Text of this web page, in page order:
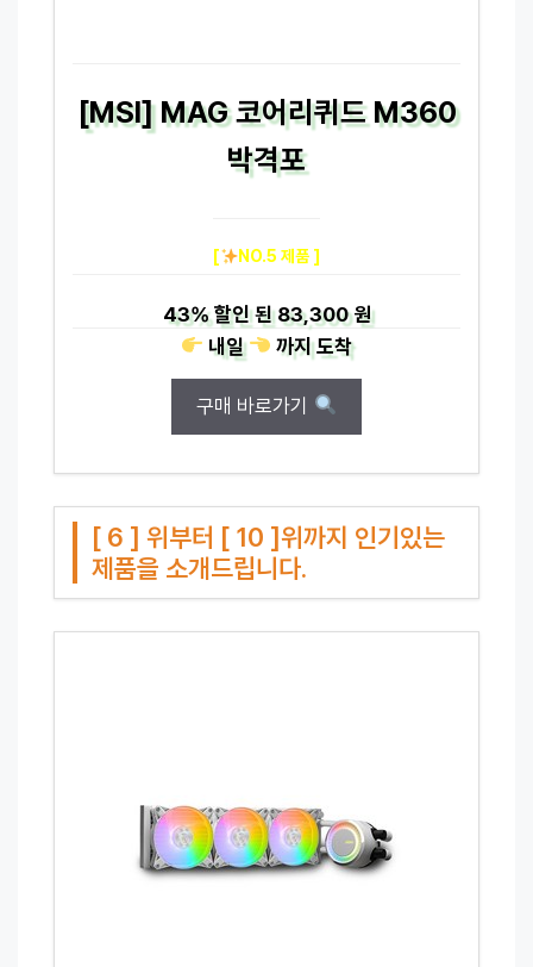
[MSI] MAG 코어리퀴드 M360
박격포
[ NO.5 제품 ]
43%할인 된83,300 원
내일
까지도착
구매 바로가기
[ 6 ] 위부터 [ 10 ]위까지 인기있는
제품을 소개드립니다.